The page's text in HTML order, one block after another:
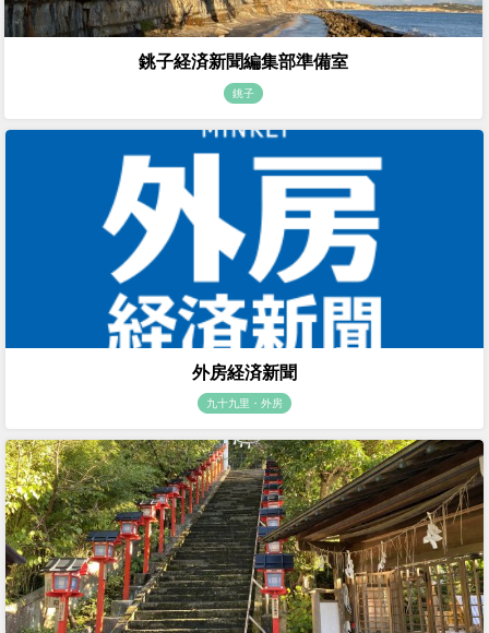
銚子経済新聞編集部準備室
銚子
外房経済新聞
九十九里・外房